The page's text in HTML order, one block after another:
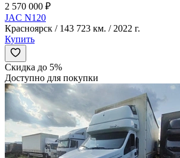
2 570 000 ₽
JAC N120
Красноярск / 143 723 км. / 2022 г.
Купить
Скидка до 5%
Доступно для покупки